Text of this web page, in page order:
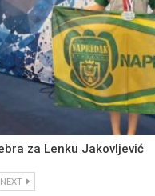
za Lenku Jakovljević
NEXT